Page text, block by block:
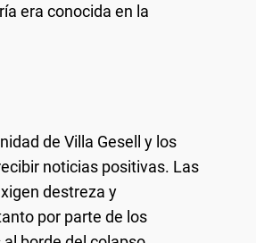
era conocida en la
de Villa Gesell y los
noticias positivas. Las
destreza y
por parte de los